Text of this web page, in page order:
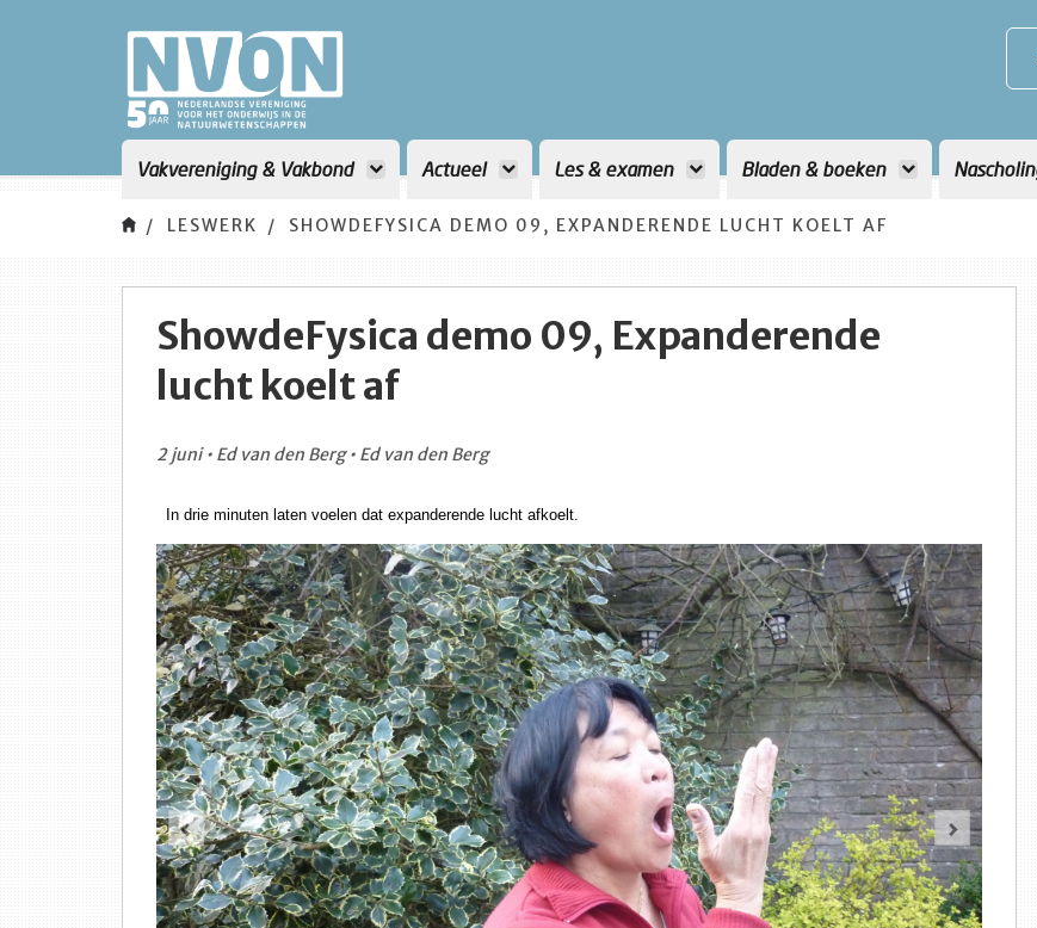
Vakvereniging & Vakbond Actueel Les & examen Bladen & boeken
LESWERK SHOWDEFYSICA DEMO 09, EXPANDERENDE LUCHT KOELT AF
ShowdeFysica demo 09, Expanderende
lucht koelt af
2 juni • Ed van den Berg • Ed van den Berg
In drie minuten laten voelen dat expanderende lucht afkoelt.
Vorige